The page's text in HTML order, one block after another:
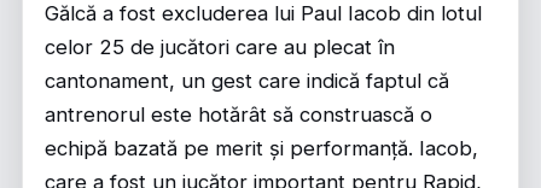
Gălcă a fost excluderea lui Paul Iacob din lotul
celor 25 de jucători care au plecat în
cantonament, un gest care indică faptul că
antrenorul este hotărât să construască o
echipă bazată pe merit și performanță. Iacob,
care a fost un jucător important pentru Rapid,